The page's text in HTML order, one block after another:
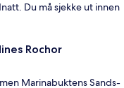
Du må sjekke ut innen
Rochor
Marinabuktens Sands-